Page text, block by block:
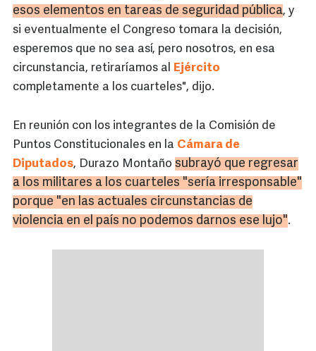
esos elementos en tareas de seguridad pública, y
si eventualmente el Congreso tomara la decisión,
esperemos que no sea así, pero nosotros, en esa
circunstancia, retiraríamos al Ejército
completamente a los cuarteles", dijo.
En reunión con los integrantes de la Comisión de
Puntos Constitucionales en la Cámara de
Diputados, Durazo Montaño subrayó que regresar
a los militares a los cuarteles "sería irresponsable"
porque "en las actuales circunstancias de
violencia en el país no podemos darnos ese lujo".